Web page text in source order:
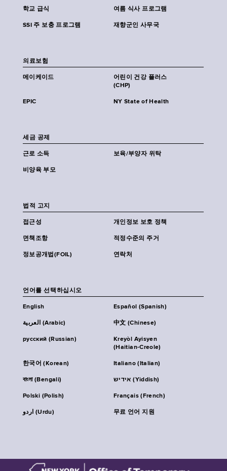
학교 급식 여름 식사 프로그램
SSI 주 보충 프로그램 재향군인 사무국
의료보험
메이케이드
어린이 건강 플러스
(CHP)
EPIC NY State of Health
세금 공제
근로 소득 보육/부양자 위탁
비양육 부모
법적 고지
접근성 개인정보 보호 정책
면책조항 적정수준의 주거
정보공개법(FOIL) 연락처
언어를 선택하십시오
English Español (Spanish)
العربية (Arabic) 中文 (Chinese)
русский (Russian)
Kreyòl Ayisyen
(Haitian-Creole)
한국어 (Korean) Italiano (Italian)
বাংলা (Bengali) אידיש (Yiddish)
Polski (Polish) Français (French)
اردو (Urdu) 무료 언어 지원